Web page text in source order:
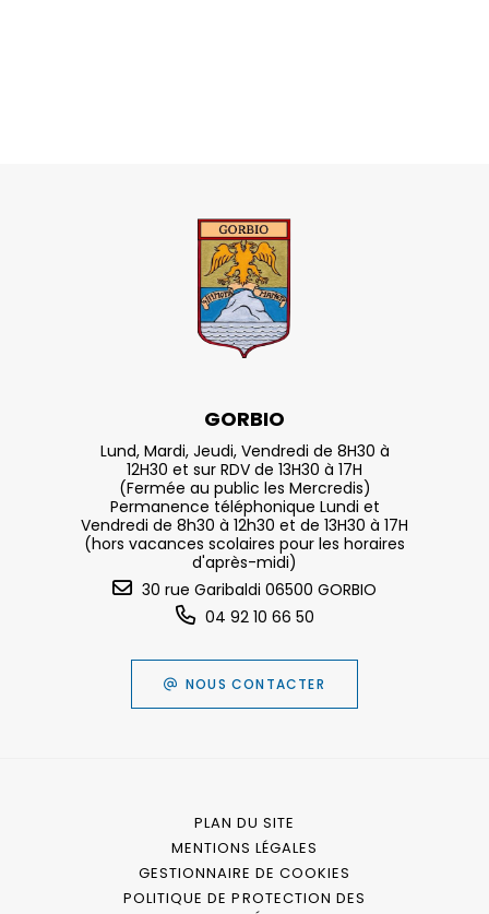
GORBIO
Lund, Mardi, Jeudi, Vendredi de 8H30 à
12H30 et sur RDV de 13H30 à 17H
(Fermée au public les Mercredis)
Permanence téléphonique Lundi et
Vendredi de 8h30 à 12h30 et de 13H30 à 17H
(hors vacances scolaires pour les horaires
d'après-midi)
30 rue Garibaldi 06500 GORBIO
04 92 10 66 50
NOUS CONTACTER
PLAN DU SITE
MENTIONS LÉGALES
GESTIONNAIRE DE COOKIES
POLITIQUE DE PROTECTION DES